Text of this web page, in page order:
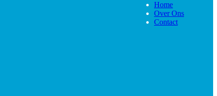
Home
Over Ons
Contact